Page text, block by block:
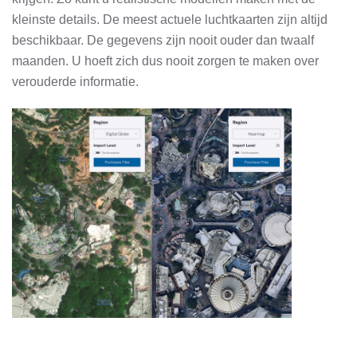
kleinste details. De meest actuele luchtkaarten zijn altijd
beschikbaar. De gegevens zijn nooit ouder dan twaalf
maanden. U hoeft zich dus nooit zorgen te maken over
verouderde informatie.